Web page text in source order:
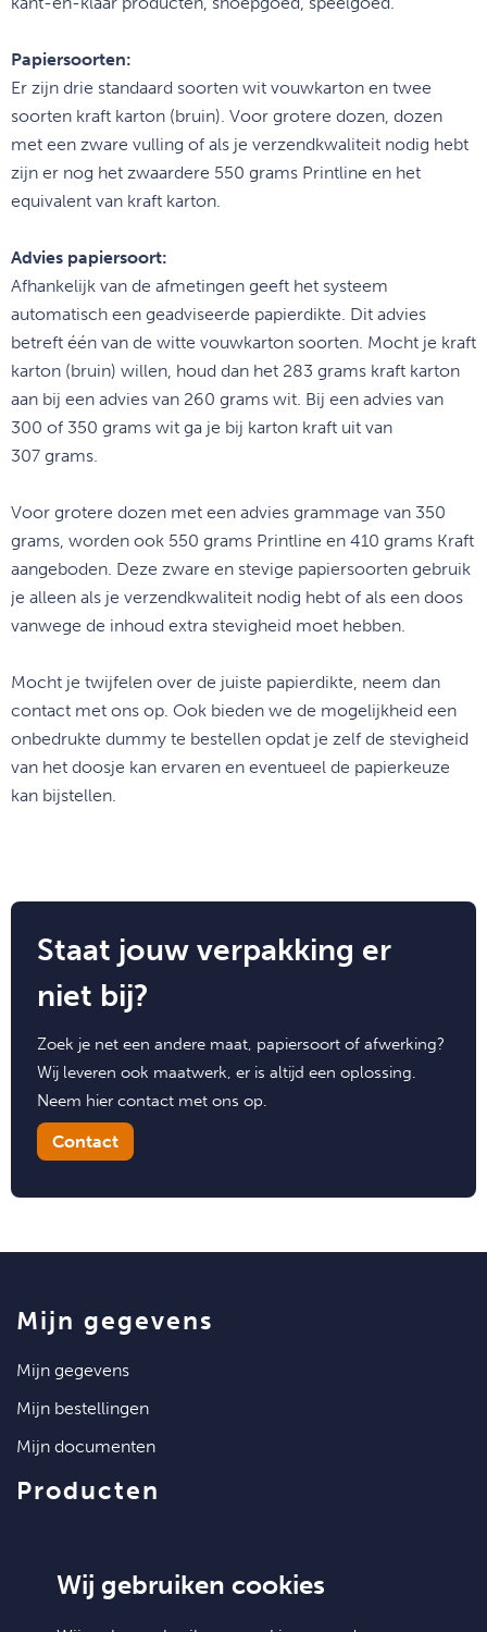
Wij gebruiken cookies
Papiersoorten:
Er zijn drie standaard soorten wit vouwkarton en twee
soorten kraft karton (bruin). Voor grotere dozen, dozen
met een zware vulling of als je verzendkwaliteit nodig hebt
zijn er nog het zwaardere 550 grams Printline en het
equivalent van kraft karton.
Advies papiersoort:
Afhankelijk van de afmetingen geeft het systeem
automatisch een geadviseerde papierdikte. Dit advies
betreft één van de witte vouwkarton soorten. Mocht je kraft
karton (bruin) willen, houd dan het 283 grams kraft karton
aan bij een advies van 260 grams wit. Bij een advies van
300 of 350 grams wit ga je bij karton kraft uit van
307 grams.
Voor grotere dozen met een advies grammage van 350
grams, worden ook 550 grams Printline en 410 grams Kraft
aangeboden. Deze zware en stevige papiersoorten gebruik
je alleen als je verzendkwaliteit nodig hebt of als een doos
vanwege de inhoud extra stevigheid moet hebben.
Mocht je twijfelen over de juiste papierdikte, neem dan
contact met ons op. Ook bieden we de mogelijkheid een
onbedrukte dummy te bestellen opdat je zelf de stevigheid
van het doosje kan ervaren en eventueel de papierkeuze
kan bijstellen.
Staat jouw verpakking er
niet bij?
Zoek je net een andere maat, papiersoort of afwerking?
Wij leveren ook maatwerk, er is altijd een oplossing.
Neem hier contact met ons op.
Contact
mijn gegevens
mijn gegevens
mijn bestellingen
mijn documenten
producten
klantenservice